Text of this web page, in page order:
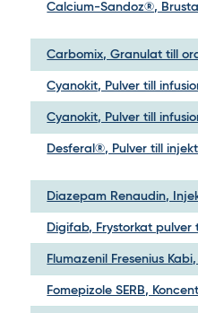
Calcium-Sandoz®,
Carbomix, Granulat till
Cyanokit, Pulver till
Cyanokit, Pulver till
Desferal®, Pulver till
Diazepam Renaudin,
Digifab, Frystorkat pulver
Flumazenil Fresenius
Fomepizole SERB,